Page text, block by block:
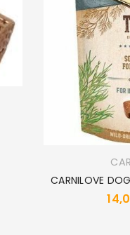
CARNILOVE